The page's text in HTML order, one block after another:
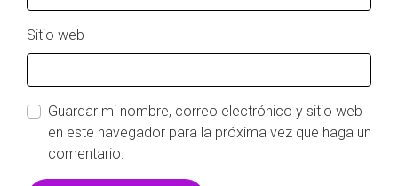
Sitio web
Guardar mi nombre, correo electrónico y sitio web
en este navegador para la próxima vez que haga un
comentario.